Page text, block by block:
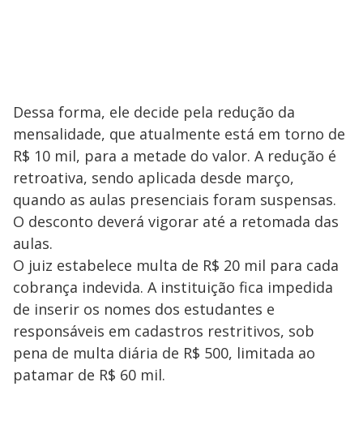
Dessa forma, ele decide pela redução da
mensalidade, que atualmente está em torno de
R$ 10 mil, para a metade do valor. A redução é
retroativa, sendo aplicada desde março,
quando as aulas presenciais foram suspensas.
O desconto deverá vigorar até a retomada das
aulas.
O juiz estabelece multa de R$ 20 mil para cada
cobrança indevida. A instituição fica impedida
de inserir os nomes dos estudantes e
responsáveis em cadastros restritivos, sob
pena de multa diária de R$ 500, limitada ao
patamar de R$ 60 mil.